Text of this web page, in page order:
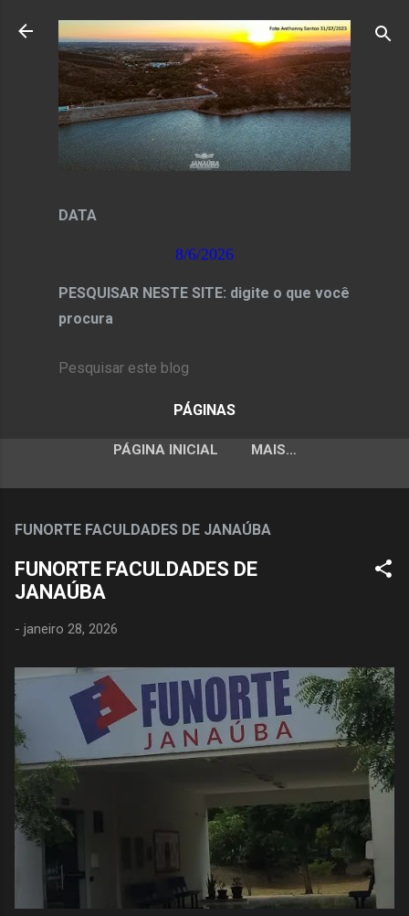
Pular para o conteúdo principal
DATA
8/6/2026
PESQUISAR NESTE SITE: digite o que você
procura
PÁGINAS
PÁGINA INICIAL MAIS…
FUNORTE FACULDADES DE JANAÚBA
FUNORTE FACULDADES DE
JANAÚBA
- janeiro 28, 2026